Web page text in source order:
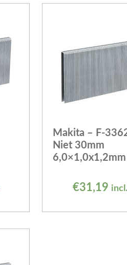
Makita – F-
Niet 30mm
6,0×1,0x1,2mm
€31,19